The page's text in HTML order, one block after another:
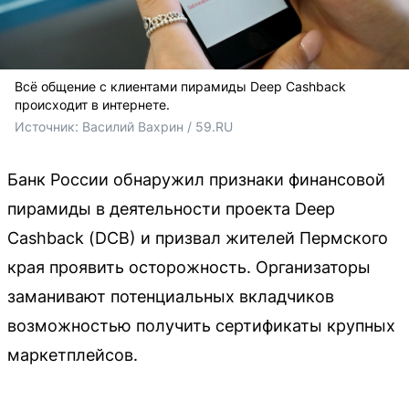
Всё общение с клиентами пирамиды Deep Cashback
происходит в интернете.
Источник: Василий Вахрин / 59.RU
Банк России обнаружил признаки финансовой
пирамиды в деятельности проекта Deep
Cashback (DCB) и призвал жителей Пермского
края проявить осторожность. Организаторы
заманивают потенциальных вкладчиков
возможностью получить сертификаты крупных
маркетплейсов.